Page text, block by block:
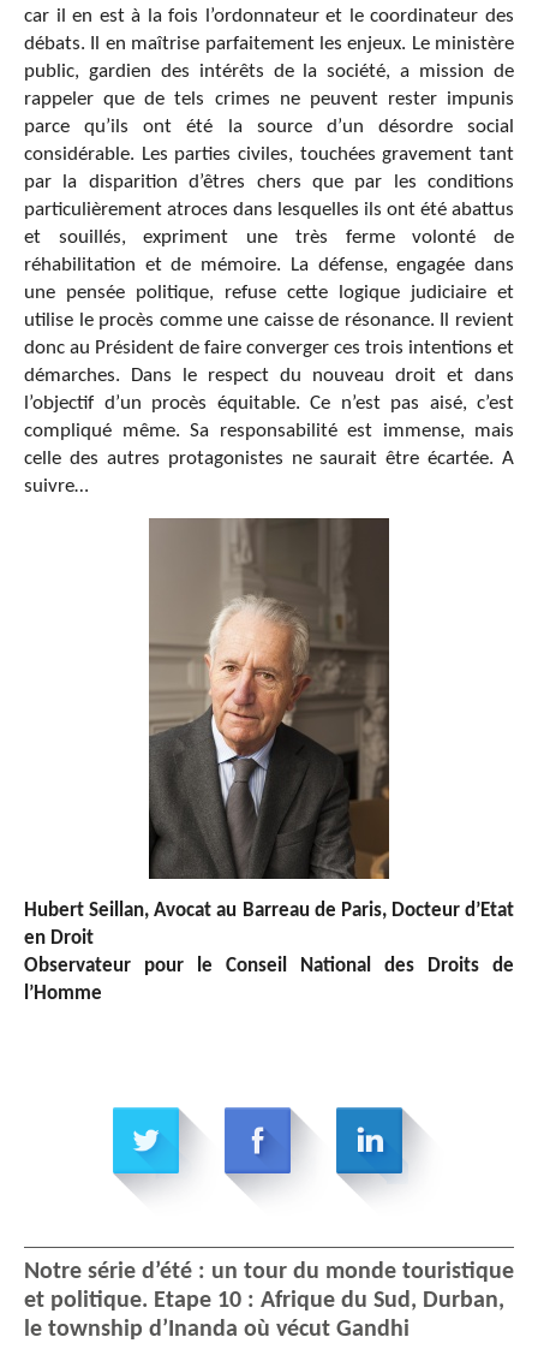
car il en est à la fois l’ordonnateur et le coordinateur des
débats. Il en maîtrise parfaitement les enjeux. Le ministère
public, gardien des intérêts de la société, a mission de
rappeler que de tels crimes ne peuvent rester impunis
parce qu’ils ont été la source d’un désordre social
considérable. Les parties civiles, touchées gravement tant
par la disparition d’êtres chers que par les conditions
particulièrement atroces dans lesquelles ils ont été abattus
et souillés, expriment une très ferme volonté de
réhabilitation et de mémoire. La défense, engagée dans
une pensée politique, refuse cette logique judiciaire et
utilise le procès comme une caisse de résonance. Il revient
donc au Président de faire converger ces trois intentions et
démarches. Dans le respect du nouveau droit et dans
l’objectif d’un procès équitable. Ce n’est pas aisé, c’est
compliqué même. Sa responsabilité est immense, mais
celle des autres protagonistes ne saurait être écartée. A
suivre…
Hubert Seillan, Avocat au Barreau de Paris, Docteur d’Etat
en Droit
Observateur pour le Conseil National des Droits de
l’Homme
Notre série d’été : un tour du monde touristique
et politique. Etape 10 : Afrique du Sud, Durban,
le township d’Inanda où vécut Gandhi